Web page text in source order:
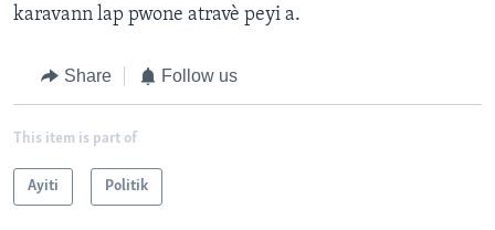
karavann lap pwone atravè peyi a.
Share Follow us
This item is part of
Ayiti Politik